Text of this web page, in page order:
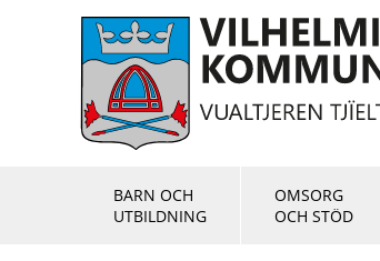
BARN OCH
UTBILDNING
OMSORG
OCH STÖD